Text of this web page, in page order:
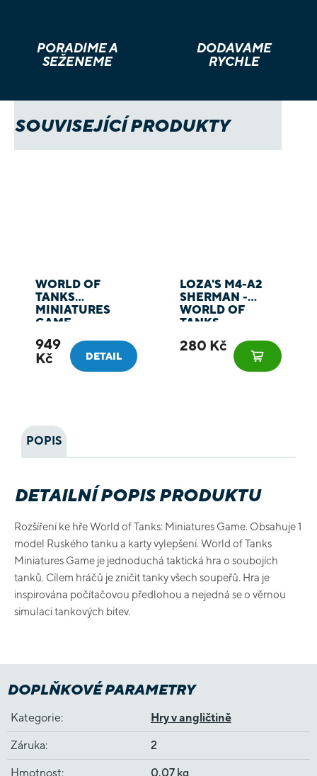
PORADÍME A
SEŽENEME
DODÁVÁME
RYCHLE
SOUVISEJÍCÍ PRODUKTY
WORLD OF
TANKS
MINIATURES
GAME
949
Kč
DETAIL
LOZA'S M4-A2
SHERMAN -
WORLD OF
TANKS
GAME
280 Kč
POPIS
DETAILNÍ POPIS PRODUKTU
Rozšíření ke hře World of Tanks: Miniatures Game. Obsahuje 1
model Ruského tanku a karty vylepšení. World of Tanks
Miniatures Game je jednoduchá taktická hra o soubojích
tanků. Cílem hráčů je zničit tanky všech soupeřů. Hra je
inspirována počítačovou předlohou a nejedná se o věrnou
simulaci tankových bitev.
DOPLŇKOVÉ PARAMETRY
Kategorie: Hry v angličtině
Záruka: 2
Hmotnost: 0.07 kg